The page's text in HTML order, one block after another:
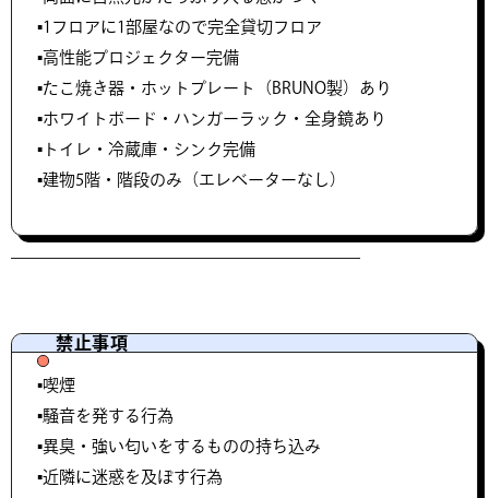
▪️1フロアに1部屋なので完全貸切フロア
▪️高性能プロジェクター完備
▪️たこ焼き器・ホットプレート（BRUNO製）あり
▪️ホワイトボード・ハンガーラック・全身鏡あり
▪️トイレ・冷蔵庫・シンク完備
▪️建物5階・階段のみ（エレベーターなし）
禁止事項
▪️喫煙
▪️騒音を発する行為
▪️異臭・強い匂いをするものの持ち込み
▪️近隣に迷惑を及ぼす行為